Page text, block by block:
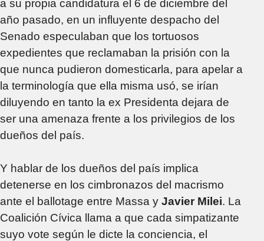
a su propia candidatura el 6 de diciembre del
año pasado, en un influyente despacho del
Senado especulaban que los tortuosos
expedientes que reclamaban la prisión con la
que nunca pudieron domesticarla, para apelar a
la terminología que ella misma usó, se irían
diluyendo en tanto la ex Presidenta dejara de
ser una amenaza frente a los privilegios de los
dueños del país.
Y hablar de los dueños del país implica
detenerse en los cimbronazos del macrismo
ante el ballotage entre Massa y Javier Milei. La
Coalición Cívica llama a que cada simpatizante
suyo vote según le dicte la conciencia, el